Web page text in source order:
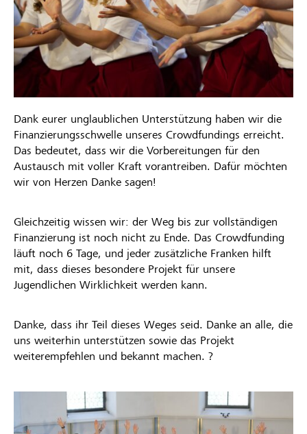
Dank eurer unglaublichen Unterstützung haben wir die
Finanzierungsschwelle unseres Crowdfundings erreicht.
Das bedeutet, dass wir die Vorbereitungen für den
Austausch mit voller Kraft vorantreiben. Dafür möchten
wir von Herzen Danke sagen!
Gleichzeitig wissen wir: der Weg bis zur vollständigen
Finanzierung ist noch nicht zu Ende. Das Crowdfunding
läuft noch 6 Tage, und jeder zusätzliche Franken hilft
mit, dass dieses besondere Projekt für unsere
Jugendlichen Wirklichkeit werden kann.
Danke, dass ihr Teil dieses Weges seid. Danke an alle, die
uns weiterhin unterstützen sowie das Projekt
weiterempfehlen und bekannt machen. ?